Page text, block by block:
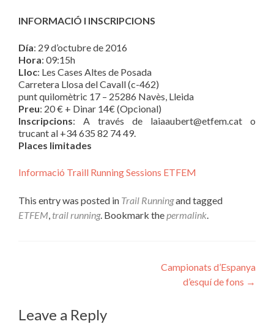
INFORMACIÓ I INSCRIPCIONS
Día: 29 d’octubre de 2016
Hora: 09:15h
Lloc: Les Cases Altes de Posada
Carretera Llosa del Cavall (c-462)
punt quilomètric 17 – 25286 Navès, Lleida
Preu: 20 € + Dinar 14€ (Opcional)
Inscripcions: A través de laiaaubert@etfem.cat o
trucant al +34 635 82 74 49.
Places limitades
Informació Traill Running Sessions ETFEM
This entry was posted in Trail Runningand tagged
ETFEM trail running. Bookmark the permalink
Campionats d’Espanya
d’esquí de fons →
Leave a Reply